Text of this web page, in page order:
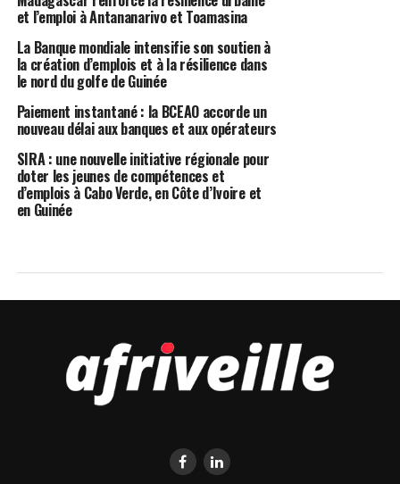
et l’emploi à Antananarivo et Toamasina
La Banque mondiale intensifie son soutien à
la création d’emplois et à la résilience dans
le nord du golfe de Guinée
Paiement instantané : la BCEAO accorde un
nouveau délai aux banques et aux opérateurs
SIRA : une nouvelle initiative régionale pour
doter les jeunes de compétences et
d’emplois à Cabo Verde, en Côte d’Ivoire et
en Guinée